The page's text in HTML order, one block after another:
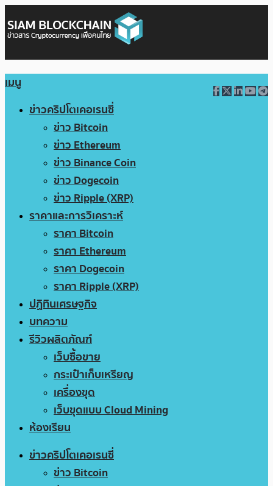
เมนู
ข่าวคริปโตเคอเรนซี่
ข่าว Bitcoin
ข่าว Ethereum
ข่าว Binance Coin
ข่าว Dogecoin
ข่าว Ripple (XRP)
ราคาและการวิเคราะห์
ราคา Bitcoin
ราคา Ethereum
ราคา Dogecoin
ราคา Ripple (XRP)
ปฏิทินเศรษฐกิจ
บทความ
รีวิวผลิตภัณฑ์
เว็บซื้อขาย
กระเป๋าเก็บเหรียญ
เครื่องขุด
เว็บขุดแบบ Cloud Mining
ห้องเรียน
ข่าวคริปโตเคอเรนซี่
ข่าว Bitcoin